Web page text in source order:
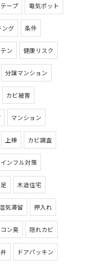
ープ 電気ポット
ング 条件
ン 健康リスク
分譲マンション
カビ被害
マンション
上棟 カビ調査
インフル対策
木造住宅
気滞留 押入れ
ン臭 隠れカビ
ドアパッキン